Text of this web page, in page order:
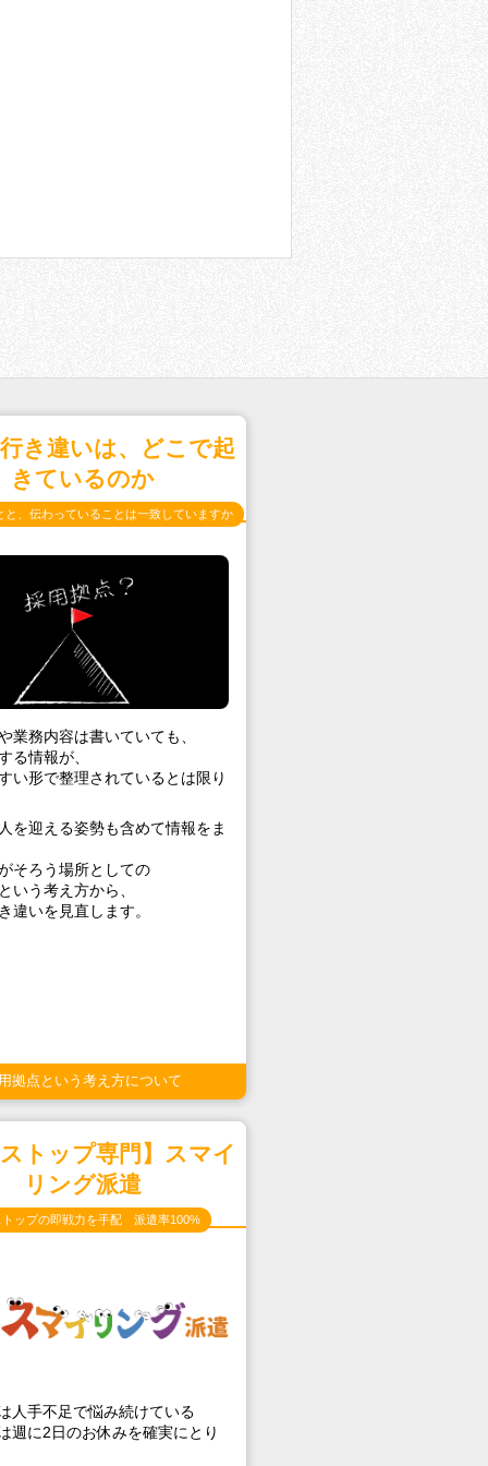
き違いは、どこで起
きているのか
と、伝わっていることは一致していますか
業務内容は書いていても、
る情報が、
い形で整理されているとは限り
を迎える姿勢も含めて情報をま
そろう場所としての
いう考え方から、
違いを見直します。
拠点という考え方について
トップ専門】スマイ
リング派遣
トップの即戦力を手配 派遣率100%
人手不足で悩み続けている
週に2日のお休みを確実にとり